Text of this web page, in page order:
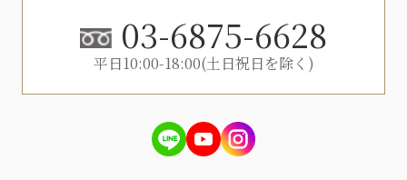
03-6875-6628
平日10:00-18:00(土日祝日を除く)